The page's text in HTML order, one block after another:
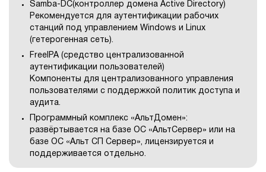
Samba-DC(контроллер домена Active Directory)
Рекомендуется для аутентификации рабочих
станций под управлением Windows и Linux
(гетерогенная сеть).
FreeIPA (средство централизованной
аутентификации пользователей)
Компоненты для централизованного управления
пользователями с поддержкой политик доступа и
аудита.
Программный комплекс «АльтДомен»:
развёртывается на базе ОС «АльтСервер» или на
базе ОС «Альт СП Сервер», лицензируется и
поддерживается отдельно.